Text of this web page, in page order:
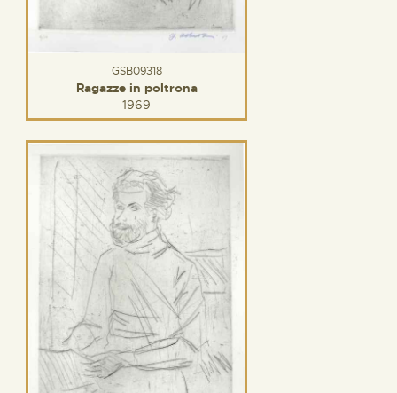
GSB09318
Ragazze in poltrona
1969